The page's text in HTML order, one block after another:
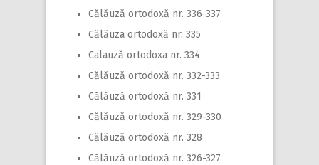
Călăuză ortodoxă nr. 336-337
Călăuza ortodoxă nr. 335
Calauză ortodoxa nr. 334
Călăuză ortodoxă nr. 332-333
Călăuză ortodoxă nr. 331
Călăuză ortodoxă nr. 329-330
Călăuză ortodoxă nr. 328
Călăuză ortodoxă nr. 326-327